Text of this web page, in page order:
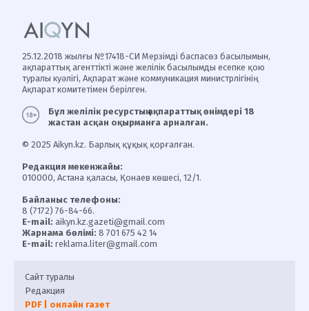
25.12.2018 жылғы №17418-СИ Мерзімді баспасөз басылымын,
ақпараттық агенттікті және желілік басылымды есепке қою
туралы куәлігі, Ақпарат және коммуникация министрлігінің
Ақпарат комитетімен берілген.
Бұл желілік ресурстың ақпараттық өнімдері 18
жастан асқан оқырманға арналған.
© 2025 Aikyn.kz. Барлық құқық қорғалған.
Редакция мекенжайы:
010000, Астана қаласы, Қонаев көшесі, 12/1.
Байланыс телефоны:
8 (7172) 76-84-66.
E-mail: aikyn.kz.gazeti@gmail.com
Жарнама бөлімі: 8 701 675 42 14
E-mail: reklama.liter@gmail.com
Сайт туралы
Редакция
PDF | онлайн газет